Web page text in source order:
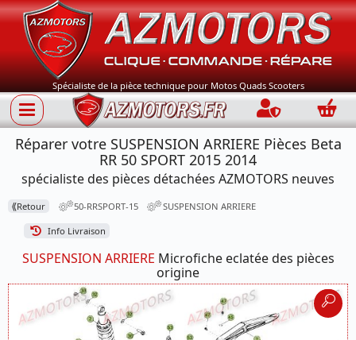
Spécialiste de la pièce technique pour Motos Quads Scooters
Connection
Réparer votre SUSPENSION ARRIERE Pièces Beta
RR 50 SPORT 2015 2014
spécialiste des pièces détachées AZMOTORS neuves
⟪Retour 50-RRSPORT-15 SUSPENSION ARRIERE
Info Livraison
SUSPENSION ARRIERE Microfiche eclatée des pièces
origine